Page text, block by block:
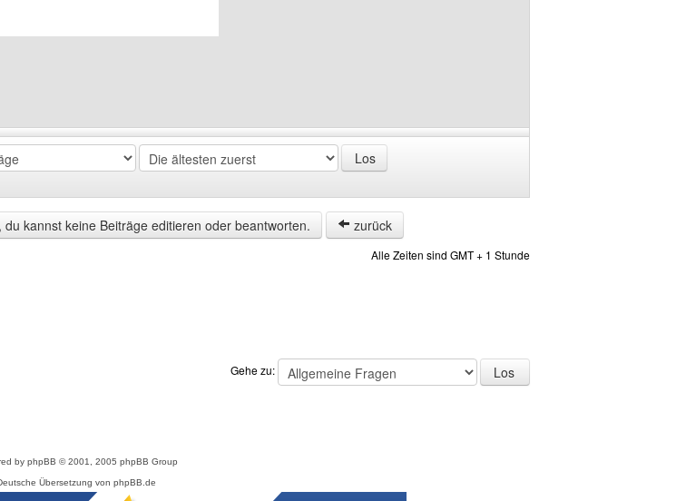
kannst keine Beiträge editieren oder beantworten. zurück
Alle Zeiten sind GMT + 1 Stunde
Gehe zu:
by phpBB © 2001, 2005 phpBB Group
Übersetzung von phpBB.de